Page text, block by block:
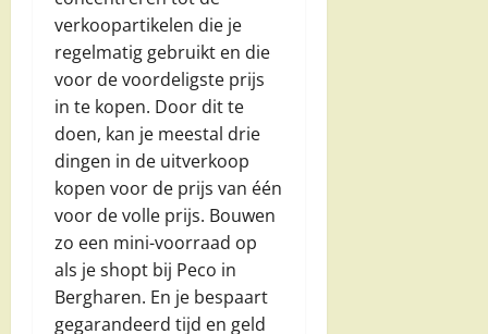
verkoopartikelen die je
regelmatig gebruikt en die
voor de voordeligste prijs
in te kopen. Door dit te
doen, kan je meestal drie
dingen in de uitverkoop
kopen voor de prijs van één
voor de volle prijs. Bouwen
zo een mini-voorraad op
als je shopt bij Peco in
Bergharen. En je bespaart
gegarandeerd tijd en geld